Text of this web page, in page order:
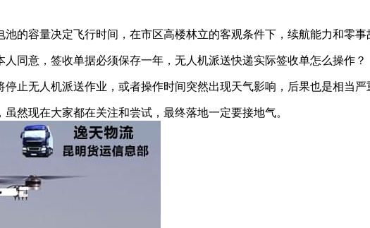
的容量决定飞行时间，在市区高楼林立的客观条件下，续航能力和零事
同意，签收单据必须保存一年，无人机派送快递实际签收单怎么操作？
止无人机派送作业，或者操作时间突然出现天气影响，后果也是相当严
然现在大家都在关注和尝试，最终落地一定要接地气。